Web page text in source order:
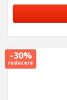
-30%
reducere